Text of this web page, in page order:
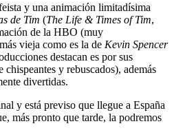
y una animación limitadísima
de Tim (The Life & Times of Tim,
de la HBO (muy
vieja como es la de Kevin Spencer
destacan es por sus
y rebuscados), además
divertidas.
y está previso que llegue a España
más pronto que tarde, la podremos